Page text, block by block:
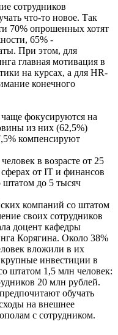
сотрудников
что-то новое. Так
70% опрошенных хотят
65% -
При этом, для
главная мотивация в
на курсах, а для HR-
конечного
чаще фокусируются на
из них (62,5%)
компенсируют
в возрасте от 25
от IT и финансов
штатом до 5 тысяч
компаний со штатом
своих сотрудников
доцент кафедры
Корягина. Около 38%
вложили в их
инвестиции в
штатом 1,5 млн человек:
20 млн рублей.
обучать
на внешнее
с сотрудником.